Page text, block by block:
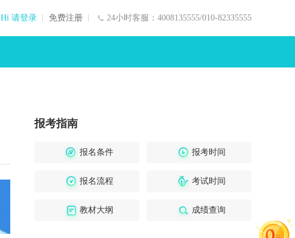
24小时客服：4008135555/010-82335555
Hi 请登录 免费注册
报考指南
报名条件 报考时间
报名流程 考试时间
教材大纲 成绩查询